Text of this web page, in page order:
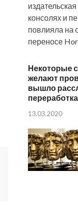
консолях и
повлияла на
переносе
Некоторые
желают
вышло
13.03.2020